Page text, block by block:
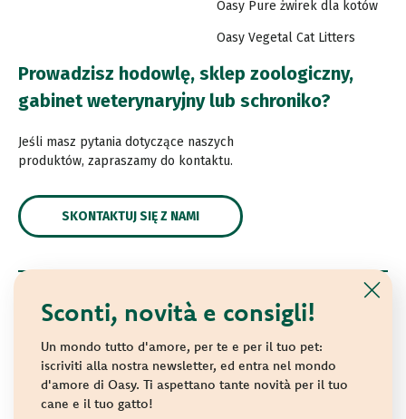
Sconti, novità e consigli!
Un mondo tutto d'amore, per te e per il tuo pet:
iscriviti alla nostra newsletter, ed entra nel mondo
d'amore di Oasy. Ti aspettano tante novità per il tuo
cane e il tuo gatto!
Oasy Pure żwirek dla kotów
Oasy Vegetal Cat Litters
Prowadzisz hodowlę, sklep zoologiczny,
gabinet weterynaryjny lub schroniko?
Jeśli masz pytania dotyczące naszych
produktów, zapraszamy do kontaktu.
SKONTAKTUJ SIĘ Z NAMI
© 2021 Oasy. All rights reserved.
Wonderfood S.p.A. Strada dei Censiti, 2 - 47891 Repubblica
di San Marino - C.o.E. SM 04018
Privacy policy-Cookie policy-Sitemap